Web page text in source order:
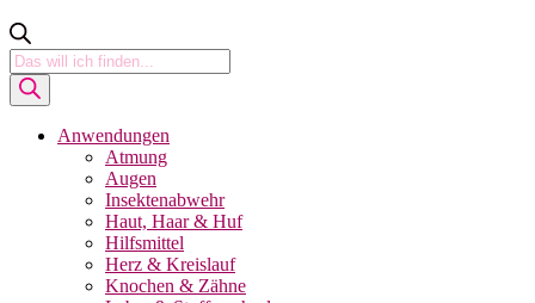
Products
search
Anwendungen
Atmung
Augen
Insektenabwehr
Haut, Haar & Huf
Hilfsmittel
Herz & Kreislauf
Knochen & Zähne